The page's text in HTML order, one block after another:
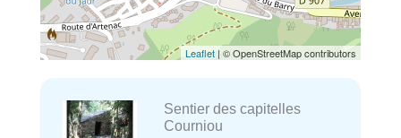
Leaflet | © OpenStreetMap contributors
Sentier des capitelles
Courniou